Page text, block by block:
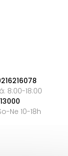
8:00-18:00
Ne 10-18h